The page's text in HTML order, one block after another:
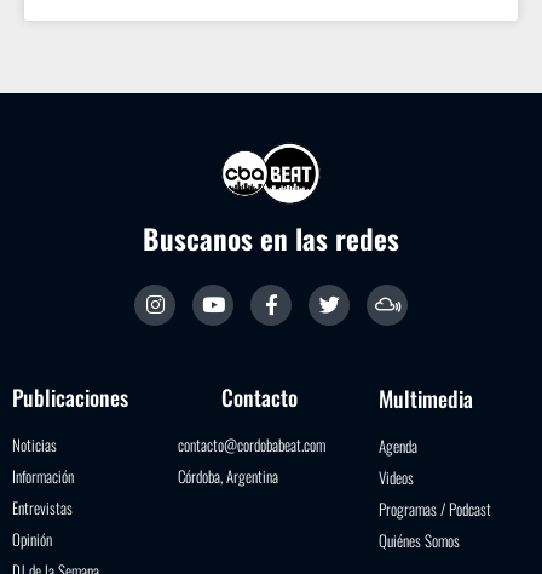
Buscanos en las redes
Publicaciones
Noticias
Información
Entrevistas
Opinión
Contacto
contacto@cordobabeat.com
Córdoba, Argentina
Multimedia
Agenda
Videos
Programas / Podcast
Quiénes Somos